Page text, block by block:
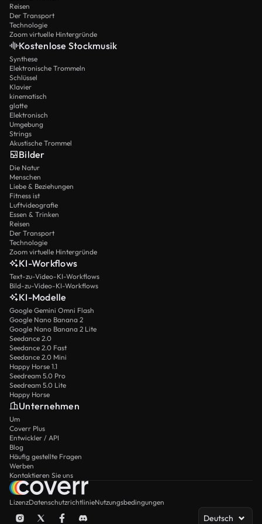
Reisen
Der Transport
Technologie
Zoom virtuelle Hintergründe
Kostenlose Stockmusik
Synthese
Elektronische Trommeln
Schlüssel
Klavier
kinematisch
glatte
Elektronisch
Umgebung
Strings
Akustische Trommel
Bilder
Die Natur
Menschen
Liebe & Beziehungen
Fitness ist
Luftvideografie
Essen & Trinken
Reisen
Der Transport
Technologie
Zoom virtuelle Hintergründe
KI-Workflows
Text-zu-Video-KI-Workflows
Bild-zu-Video-KI-Workflows
KI-Modelle
Google Gemini Omni Flash
Google Nano Banana 2
Google Nano Banana 2 Lite
Seedance 2.0
Seedance 2.0 Fast
Seedance 2.0 Mini
Happy Horse 1.1
Seedream 5.0 Pro
Seedream 5.0 Lite
Happy Horse
Unternehmen
Um
Coverr Plus
Entwickler / API
Blog
Häufig gestellte Fragen
Werben
Kontaktieren Sie uns
LizenzDatenschutzrichtlinieNutzungsbedingungen
Deutsch